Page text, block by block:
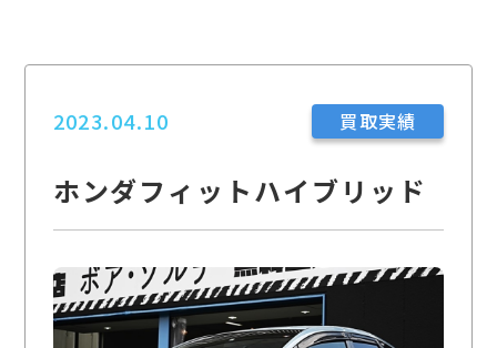
2023.04.10 買取実績
ホンダフィットハイブリッド